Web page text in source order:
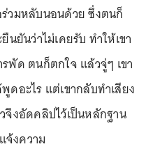
วมหลับนอนด้วย ซึ่งตนก็
ยันว่าไม่เคยรับ ทำให้เขา
พัด ตนก็ตกใจ แล้วจู่ๆ เขา
อะไร แต่เขากลับทำเสียง
จึงอัดคลิปไว้เป็นหลักฐาน
งความ